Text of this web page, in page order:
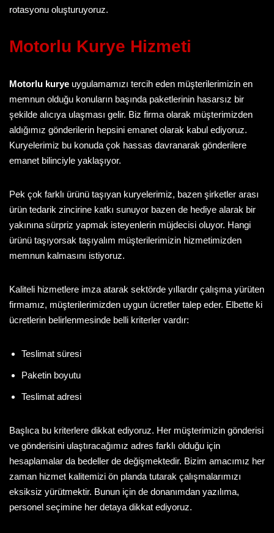
rotasyonu oluşturuyoruz.
Motorlu Kurye Hizmeti
Motorlu kurye uygulamamızı tercih eden müşterilerimizin en
memnun olduğu konuların başında paketlerinin hasarsız bir
şekilde alıcıya ulaşması gelir. Biz firma olarak müşterimizden
aldığımız gönderilerin hepsini emanet olarak kabul ediyoruz.
Kuryelerimiz bu konuda çok hassas davranarak gönderilere
emanet bilinciyle yaklaşıyor.
Pek çok farklı ürünü taşıyan kuryelerimiz, bazen şirketler arası
ürün tedarik zincirine katkı sunuyor bazen de hediye alarak bir
yakınına sürpriz yapmak isteyenlerin müjdecisi oluyor. Hangi
ürünü taşıyorsak taşıyalım müşterilerimizin hizmetimizden
memnun kalmasını istiyoruz.
Kaliteli hizmetlere imza atarak sektörde yıllardır çalışma yürüten
firmamız, müşterilerimizden uygun ücretler talep eder. Elbette ki
ücretlerin belirlenmesinde belli kriterler vardır:
Teslimat süresi
Paketin boyutu
Teslimat adresi
Başlıca bu kriterlere dikkat ediyoruz. Her müşterimizin gönderisi
ve gönderisini ulaştıracağımız adres farklı olduğu için
hesaplamalar da bedeller de değişmektedir. Bizim amacımız her
zaman hizmet kalitemizi ön planda tutarak çalışmalarımızı
eksiksiz yürütmektir. Bunun için de donanımdan yazılıma,
personel seçimine her detaya dikkat ediyoruz.